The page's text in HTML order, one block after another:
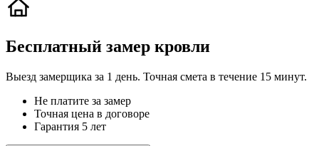
Бесплатный замер кровли
Выезд замерщика за 1 день. Точная смета в течение 15 минут.
Не платите за замер
Точная цена в договоре
Гарантия 5 лет